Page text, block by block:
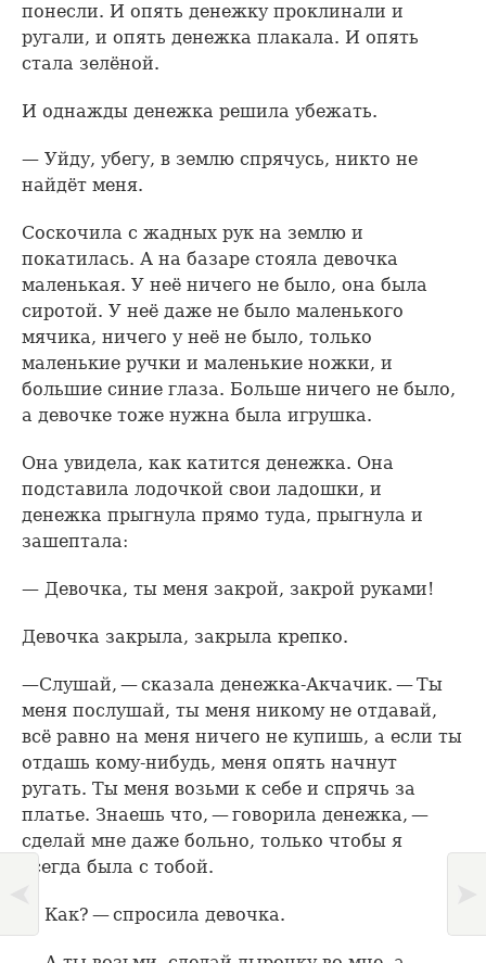
понесли. И опять денежку проклинали и
ругали, и опять денежка плакала. И опять
стала зелёной.
И однажды денежка решила убежать.
— Уйду, убегу, в землю спрячусь, никто не
найдёт меня.
Соскочила с жадных рук на землю и
покатилась. А на базаре стояла девочка
маленькая. У неё ничего не было, она была
сиротой. У неё даже не было маленького
мячика, ничего у неё не было, только
маленькие ручки и маленькие ножки, и
большие синие глаза. Больше ничего не было,
а девочке тоже нужна была игрушка.
Она увидела, как катится денежка. Она
подставила лодочкой свои ладошки, и
денежка прыгнула прямо туда, прыгнула и
зашептала:
— Девочка, ты меня закрой, закрой руками!
Девочка закрыла, закрыла крепко.
—Слушай, — сказала денежка-Акчачик. — Ты
меня послушай, ты меня никому не отдавай,
всё равно на меня ничего не купишь, а если ты
отдашь кому-нибудь, меня опять начнут
ругать. Ты меня возьми к себе и спрячь за
платье. Знаешь что, — говорила денежка, —
сделай мне даже больно, только чтобы я
всегда была с тобой.
— Как? — спросила девочка.